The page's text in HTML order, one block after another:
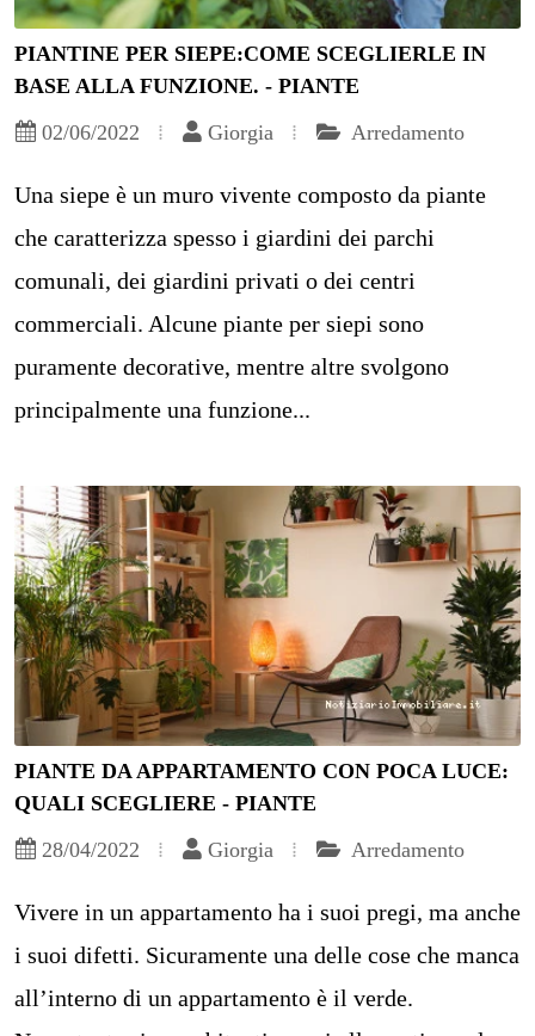
PIANTINE PER SIEPE:COME SCEGLIERLE IN
BASE ALLA FUNZIONE. - PIANTE
02/06/2022
Giorgia Arredamento
Una siepe è un muro vivente composto da piante
che caratterizza spesso i giardini dei parchi
comunali, dei giardini privati o dei centri
commerciali. Alcune piante per siepi sono
puramente decorative, mentre altre svolgono
principalmente una funzione...
PIANTE DA APPARTAMENTO CON POCA LUCE:
QUALI SCEGLIERE - PIANTE
28/04/2022
Giorgia Arredamento
Vivere in un appartamento ha i suoi pregi, ma anche
i suoi difetti. Sicuramente una delle cose che manca
all’interno di un appartamento è il verde.